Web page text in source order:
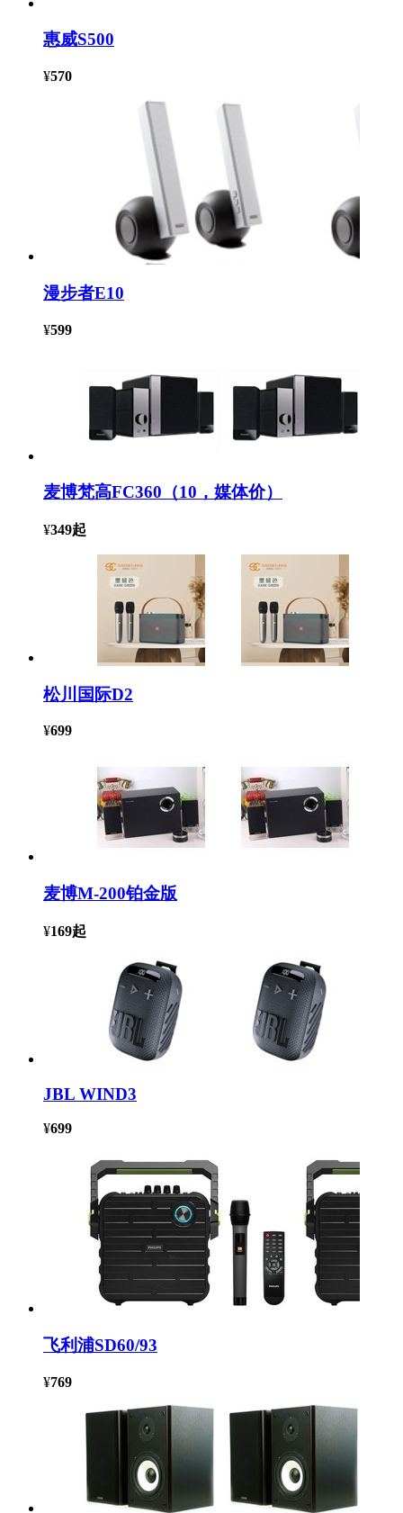
惠威S500
¥570
漫步者E10
¥599
麦博梵高FC360（10，媒体价）
¥349起
松川国际D2
¥699
麦博M-200铂金版
¥169起
JBL WIND3
¥699
飞利浦SD60/93
¥769